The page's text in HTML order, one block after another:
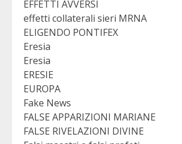
EFFETTI AVVERSI
effetti collaterali sieri MRNA
ELIGENDO PONTIFEX
Eresia
Eresia
ERESIE
EUROPA
Fake News
FALSE APPARIZIONI MARIANE
FALSE RIVELAZIONI DIVINE